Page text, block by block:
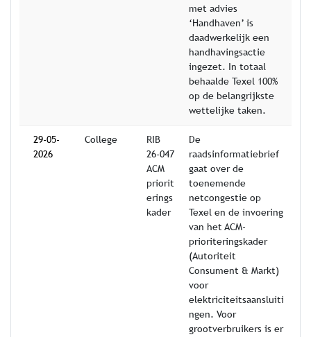
met advies
‘Handhaven’ is
daadwerkelijk een
handhavingsactie
ingezet. In totaal
behaalde Texel 100%
op de belangrijkste
wettelijke taken.
29-05-
2026
College
RIB
26-047
ACM
priorit
erings
kader
De
raadsinformatiebrief
gaat over de
toenemende
netcongestie op
Texel en de invoering
van het ACM-
prioriteringskader
(Autoriteit
Consument & Markt)
voor
elektriciteitsaansluiti
ngen. Voor
grootverbruikers is er